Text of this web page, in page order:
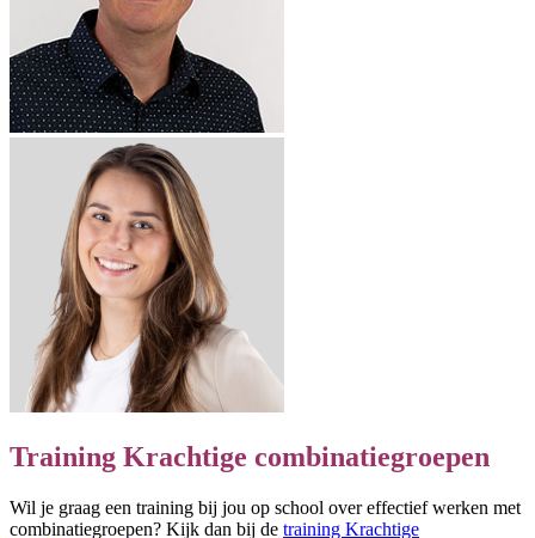
Training Krachtige combinatiegroepen
Wil je graag een training bij jou op school over effectief werken met
combinatiegroepen? Kijk dan bij de training Krachtige